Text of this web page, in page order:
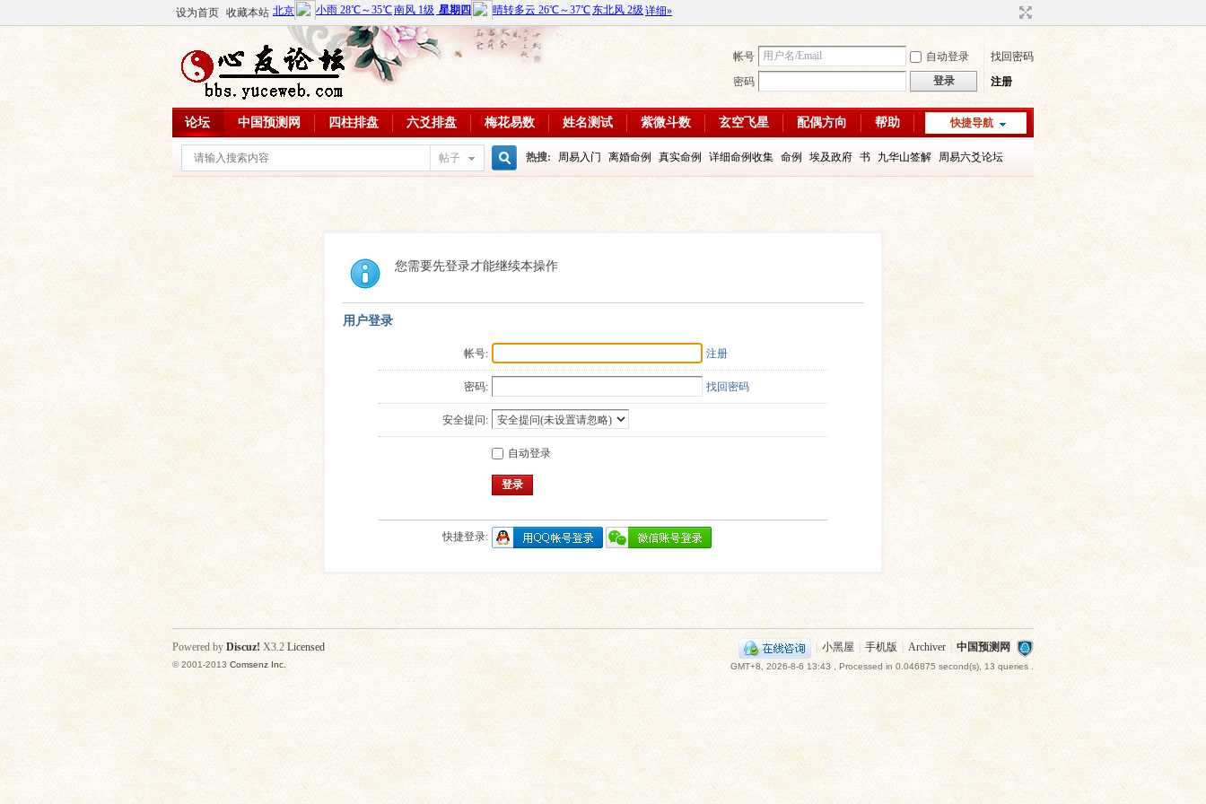
设为首页 收藏本站
帐号 自动登录
找回密码
密码
登录 注册
快捷导航
论坛 中国预测网 四柱排盘 六爻排盘 梅花易数 姓名测试 紫微斗数 玄空飞星 配偶方向 帮助
帖子
索
热搜: 周易入门 离婚命例 真实命例 详细命例收集 命例 埃及政府 书 九华山签解 周易六爻论坛
周易教学视频 富贵八字命例 八字教程 每日一理65
每日一理84 每日一理85
您需要先登录才能继续本操作
用户登录
帐号: 注册
密码: 找回密码
安全提问:
自动登录
登录
快捷登录:
小黑屋 手机版 Archiver 中国预测网
GMT+8, 2026-8-6 13:43, Processed in 0.046875 second(s), 13 queries .
Powered by Discuz! X3.2 Licensed
© 2001-2013 Comsenz Inc.